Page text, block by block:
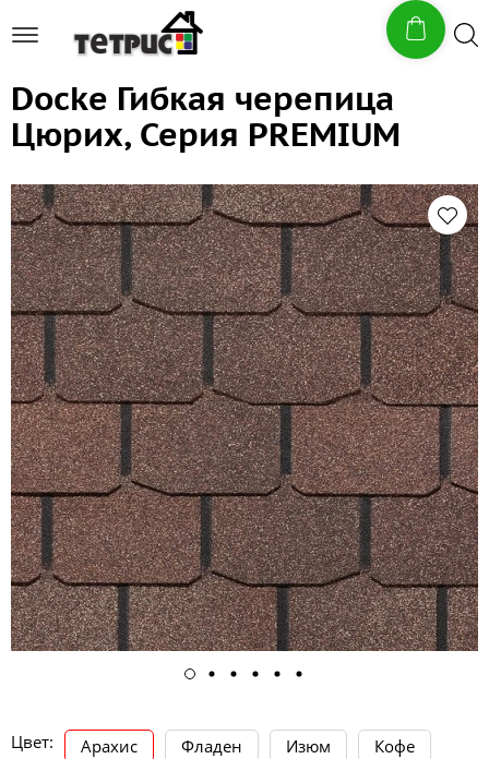
Docke Гибкая черепица
Цюрих, Серия PREMIUM
Цвет: Арахис Фладен Изюм
Кофе